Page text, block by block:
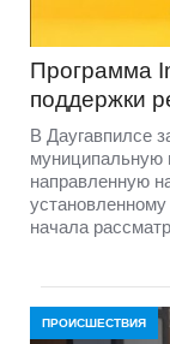
Программа
поддержки
В Даугавпилсе
муниципальную
направленную
начала
ПРОИСШЕСТВИЯ